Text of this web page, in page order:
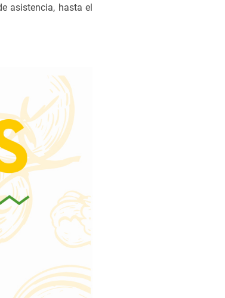
asistencia, hasta el